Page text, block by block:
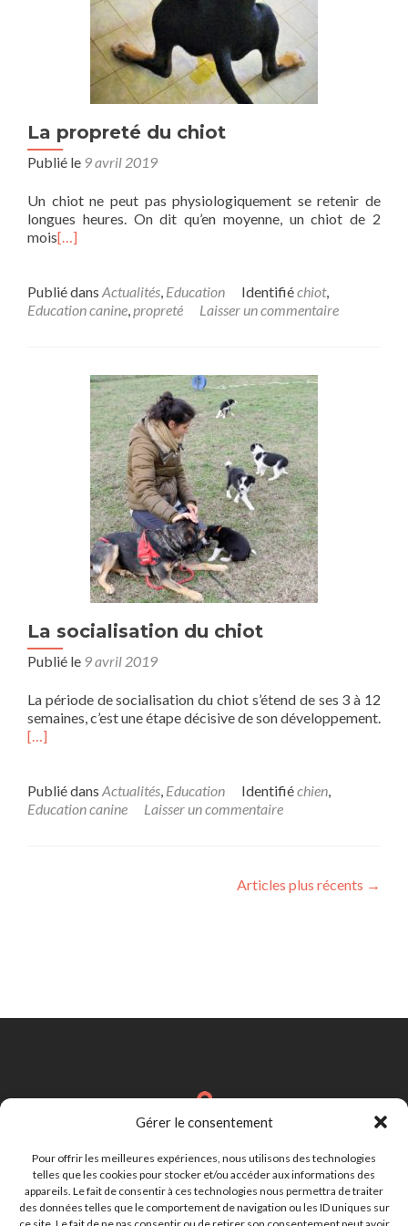
Gérer le consentement
Pour offrir les meilleures expériences, nous utilisons des technologies
telles que les cookies pour stocker et/ou accéder aux informations des
appareils. Le fait de consentir à ces technologies nous permettra de traiter
des données telles que le comportement de navigation ou les ID uniques sur
La propreté du chiot
Publié le 9 avril 2019
Un chiot ne peut pas physiologiquement se retenir de
longues heures. On dit qu’en moyenne, un chiot de 2
mois[…]
Publié dans Actualités, Education Identifiéchiot,
Education canine,propreté Laisser un commentaire
La socialisation du chiot
Publié le 9 avril 2019
La période de socialisation du chiot s’étend de ses 3 à 12
semaines, c’est une étape décisive de son développement.
[…]
Publié dans Actualités, Education Identifiéchien,
Education canine
Laisser un commentaire
Articles plus récents →
Brignais
cynthia.lebastard@gmail.com